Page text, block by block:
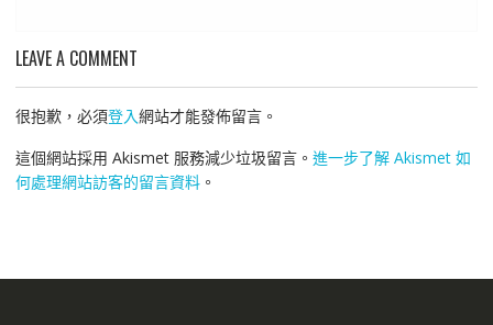
LEAVE A COMMENT
很抱歉，必須登入網站才能發佈留言。
這個網站採用 Akismet 服務減少垃圾留言。 進一步了解 Akismet 如
何處理網站訪客的留言資料。